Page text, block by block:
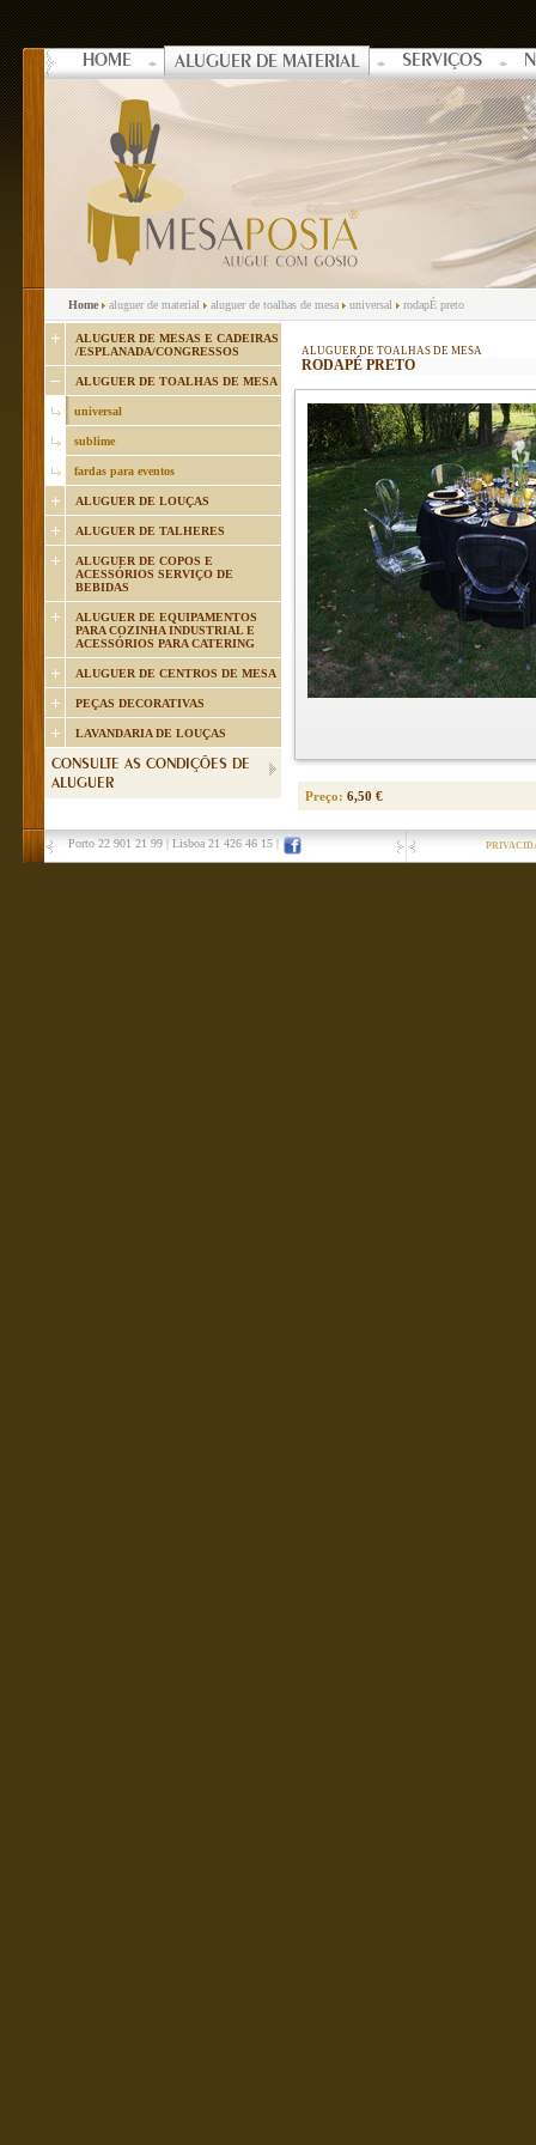
HOME ALUGUER DE MATERIAL SERVIÇOS
Home aluguer de material aluguer de toalhas de mesa universal rodapÉ preto
ALUGUER DE MESAS E CADEIRAS
/ESPLANADA/CONGRESSOS
ALUGUER DE TOALHAS DE MESA
universal
sublime
fardas para eventos
ALUGUER DE LOUÇAS
ALUGUER DE TALHERES
ALUGUER DE COPOS E
ACESSÓRIOS SERVIÇO DE
BEBIDAS
ALUGUER DE EQUIPAMENTOS
PARA COZINHA INDUSTRIAL E
ACESSÓRIOS PARA CATERING
ALUGUER DE CENTROS DE MESA
PEÇAS DECORATIVAS
LAVANDARIA DE LOUÇAS
CONSULTE AS CONDIÇÕES DE
ALUGUER
ALUGUER DE TOALHAS DE MESA
RODAPÉ PRETO
Preço: 6,50 €
Porto 22 901 21 99 Lisboa 21 426 46 15